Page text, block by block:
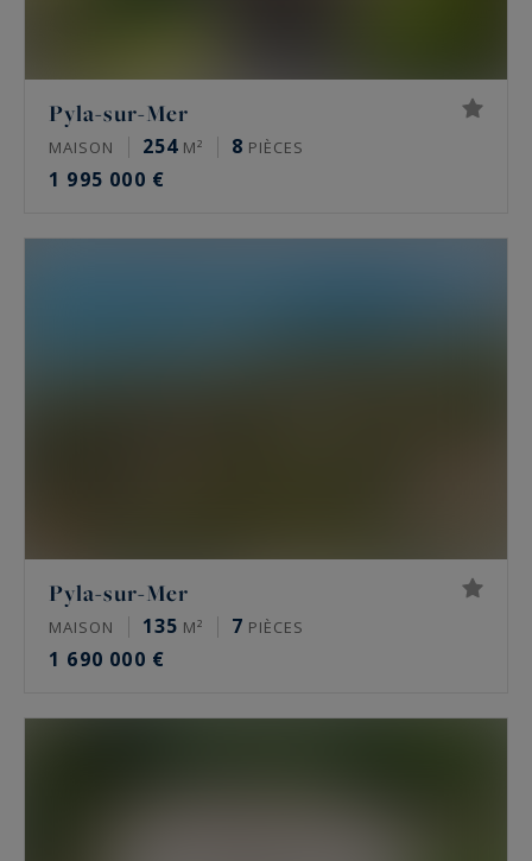
Pyla-sur-Mer
MAISON 254 M² 8 PIÈCES
1 995 000 €
Pyla-sur-Mer
MAISON 135 M² 7 PIÈCES
1 690 000 €